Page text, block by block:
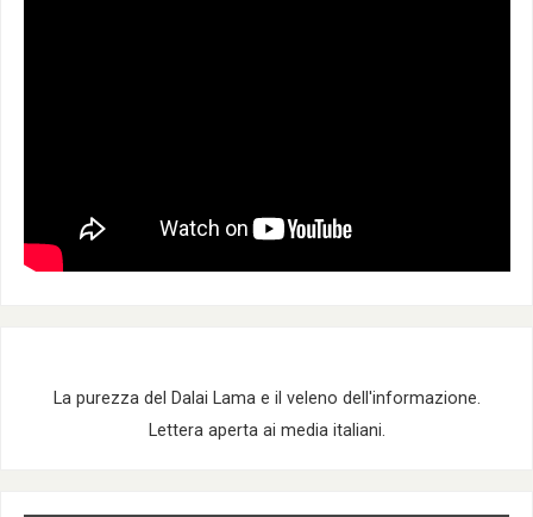
La purezza del Dalai Lama e il veleno dell'informazione.
Lettera aperta ai media italiani.